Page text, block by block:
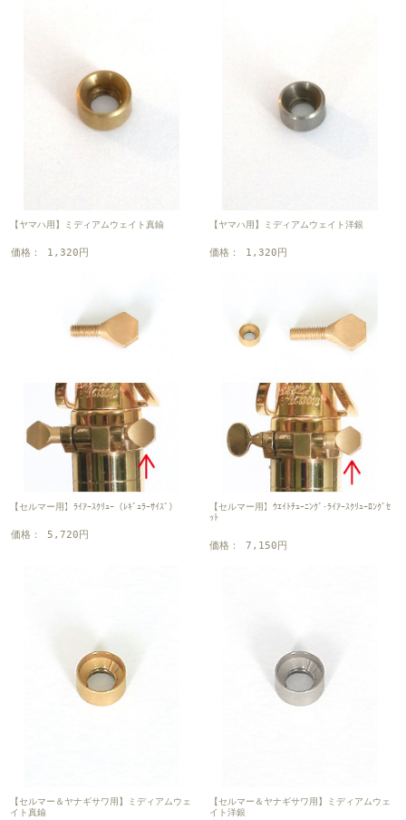
【ヤマハ用】ミディアムウェイト真鍮
価格： 1,320円
【ヤマハ用】ミディアムウェイト洋銀
価格： 1,320円
【セルマー用】ﾗｲｱｰｽｸﾘｭｰ（ﾚｷﾞｭﾗｰｻｲｽﾞ）
価格： 5,720円
【セルマー用】ｳｴｲﾄﾁｭｰﾆﾝｸﾞ･ﾗｲｱｰｽｸﾘｭｰﾛﾝｸﾞｾ
ｯﾄ
価格： 7,150円
【セルマー＆ヤナギサワ用】ミディアムウェ
イト真鍮
【セルマー＆ヤナギサワ用】ミディアムウェ
イト洋銀